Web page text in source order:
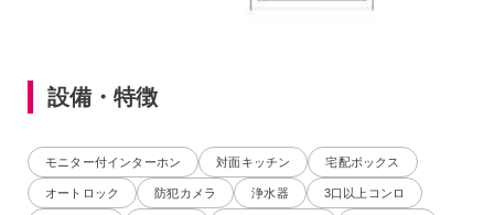
設備・特徴
モニター付インターホン 対面キッチン 宅配ボックス
オートロック 防犯カメラ 浄水器 3口以上コンロ